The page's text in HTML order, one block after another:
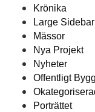
Krönika
Large Sidebar
Mässor
Nya Projekt
Nyheter
Offentligt
Porträttet